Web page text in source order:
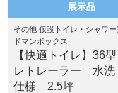
展示品
その他 仮設トイレ・シャワー
ドマンボックス
【快適トイレ】36
レトレーラー 水洗
仕様 2.5坪